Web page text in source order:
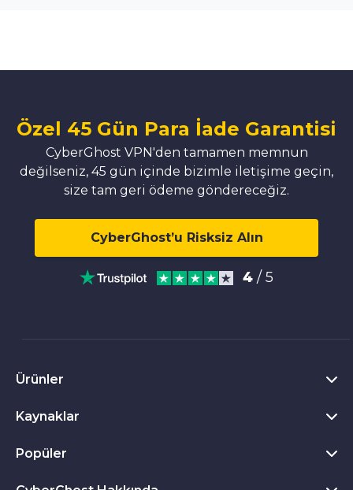
Özel 45 Gün Para İade Garantisi
CyberGhost VPN'den tamamen memnun
değilseniz, 45 gün içinde bizimle iletişime geçin,
size tam geri ödeme göndereceğiz.
CyberGhost’u Risksiz Alın
4 / 5
Ürünler
Windows için VPN
Chrome VPN eklentisi
Kaynaklar
VPN Nedir?
Gizlilik Merkezi
Popüler